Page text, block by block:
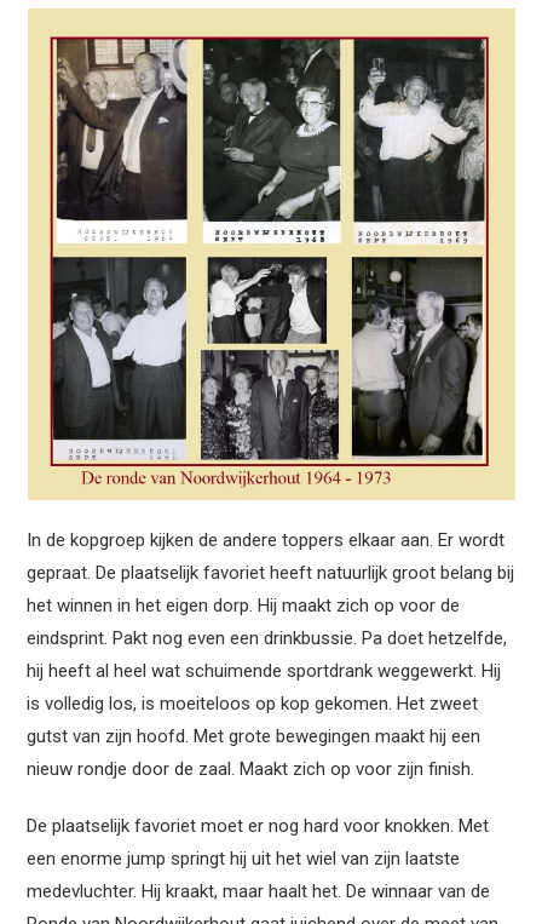
In de kopgroep kijken de andere toppers elkaar aan. Er wordt
gepraat. De plaatselijk favoriet heeft natuurlijk groot belang bij
het winnen in het eigen dorp. Hij maakt zich op voor de
eindsprint. Pakt nog even een drinkbussie. Pa doet hetzelfde,
hij heeft al heel wat schuimende sportdrank weggewerkt. Hij
is volledig los, is moeiteloos op kop gekomen. Het zweet
gutst van zijn hoofd. Met grote bewegingen maakt hij een
nieuw rondje door de zaal. Maakt zich op voor zijn finish.
De plaatselijk favoriet moet er nog hard voor knokken. Met
een enorme jump springt hij uit het wiel van zijn laatste
medevluchter. Hij kraakt, maar haalt het. De winnaar van de